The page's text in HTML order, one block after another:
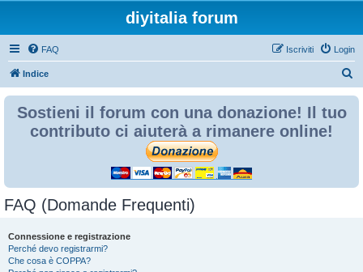
diyitalia forum
FAQ Login
Iscriviti
Indice
Sostieni il forum con una donazione! Il tuo
contributo ci aiuterà a rimanere online!
FAQ (Domande Frequenti)
Connessione e registrazione
Perché devo registrarmi?
Che cosa è COPPA?